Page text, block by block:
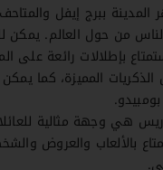
ببرج إيفل
من حول العالم. يمكن
بإطلالات رائعة على
المميزة، كما
هي وجهة مثالية
بالألعاب والعروض